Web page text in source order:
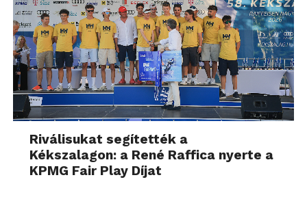
Riválisukat segítették a
Kékszalagon: a René Raffica nyerte a
KPMG Fair Play Díjat